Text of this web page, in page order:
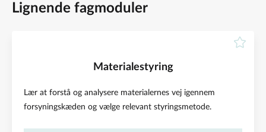
Lignende fagmoduler
Materialestyring
Lær at forstå og analysere materialernes vej igennem
forsyningskæden og vælge relevant styringsmetode.